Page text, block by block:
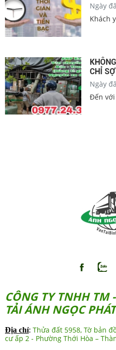
Ngày
Khách
CHỈ
Ngày
Đến với
CÔNG TY TNHH TM
TẢI ÁNH NGỌC PHÁT
Địa chỉ: Thửa đất 5958, Tờ bản
cư ấp 2 - Phường Thới Hòa –